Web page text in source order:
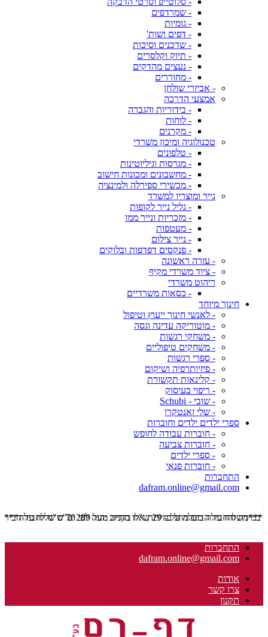
- שמרדפים
- גומיות
- דפים ושות'
- שדכנים וסיכות
- תיוק וקלסרים
- נעצים מהדקים
- מחוררים
- אביזרי שולחן
אמצעי הדרכה
- בידוריות והגברה
- לוחות
- מקרנים
טכנולוגיה ומיכון משרדי
- טלפונים
- מגרסות וגיליוטינות
- מחשבונים ומכונות חישוב
- מכשירי ספירלה ולמינציה
נייר ומוצריו למשרד
- גליל נייר לקופות
- מזכריות ונייר ממו
- מעטפות
- נייר צילום
- פנקסים דפדפות ובלוקים
- עזרה ראשונה
- ציוד משרדי מקיף
ריהוט משרדי
- כסאות משרדיים
חינוך מיוחד
- לאנשי חינוך ייעוץ וטיפול
- מוטוריקה עדינה וגסה
- משחקי רגשות
- משחקים טיפוליים
- ספרי רגשות
- פיזיותרפיה ושיקום
- קלינאות תקשורת
- ריפוי בעיסוק
- שובי - Schubi
- שלי זאנטקרן
ספרי ילדים ילדים וחוברות
- חוברות עבודה לחופש
- חוברות צביעה
- ספרי ילדים
- חוברות פנאי
התחברות
dafram.online@gmail.com
***משלוח עד הבית מוזל ב- 29 ש"ח בקניה מעל 289 ש"ח שליח עד הבית ***
התחברות
dafram.online@gmail.com
אודות
צרו קשר
תקנון